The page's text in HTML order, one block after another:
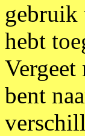
gebruik
hebt
bent